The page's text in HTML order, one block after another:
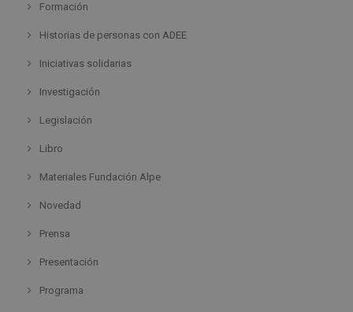
Formación
Historias de personas con ADEE
Iniciativas solidarias
Investigación
Legislación
Libro
Materiales Fundación Alpe
Novedad
Prensa
Presentación
Programa